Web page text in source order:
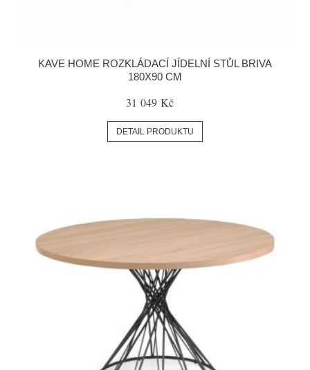
KAVE HOME ROZKLÁDACÍ JÍDELNÍ STŮL BRIVA
180X90 CM
31 049 Kč
DETAIL PRODUKTU